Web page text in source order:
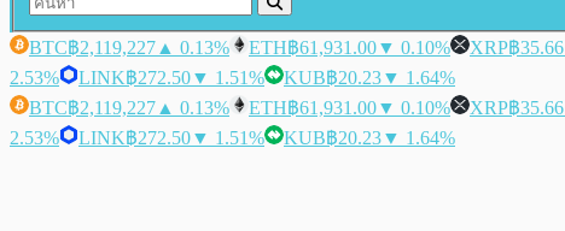
BTC฿2,119,227 ▲ 0.13% ETH฿61,931.00▼ 0.10% XRP฿35.66
2.53%
LINK฿272.50▼ 1.51% KUB฿20.23▼ 1.64%
BTC฿2,119,227 ▲ 0.13% ETH฿61,931.00▼ 0.10% XRP฿35.66
2.53%
LINK฿272.50▼ 1.51% KUB฿20.23▼ 1.64%